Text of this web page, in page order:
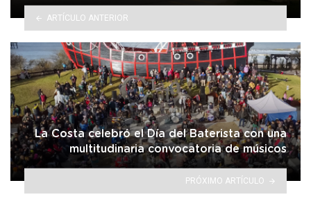
ARTÍCULO ANTERIOR
La Costa celebró el Día del Baterista con una
multitudinaria convocatoria de músicos
PRÓXIMO ARTÍCULO